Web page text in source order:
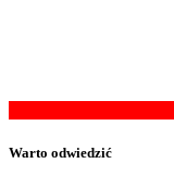
Warto odwiedzić